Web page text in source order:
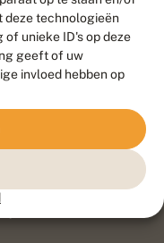
deze technologieën
unieke ID's op deze
geeft of uw
invloed hebben op
, ontworpen door